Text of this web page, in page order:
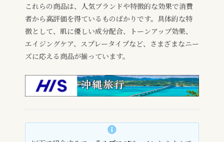
これらの商品は、人気ブランドや特徴的な効果で消費
者から高評価を得ているものばかりです。具体的な特
徴として、肌に優しい成分配合、トーンアップ効果、
エイジングケア、スプレータイプなど、さまざまなニー
ズに応える商品が揃っています。